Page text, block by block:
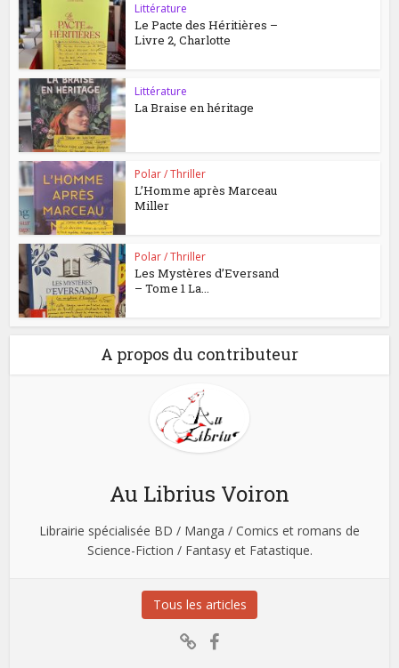
Littérature
Le Pacte des Héritières –
Livre 2, Charlotte
Littérature
La Braise en héritage
Polar / Thriller
L’Homme après Marceau
Miller
Polar / Thriller
Les Mystères d’Eversand
– Tome 1 La...
A propos du contributeur
Au Librius Voiron
Librairie spécialisée BD / Manga / Comics et romans de
Science-Fiction / Fantasy et Fatastique.
Tous les articles